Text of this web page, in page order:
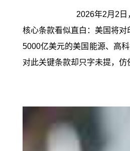
2026年2月2日
核心条款看似直白：美国将对
5000亿美元的美国能源、高
对此关键条款却只字未提，仿